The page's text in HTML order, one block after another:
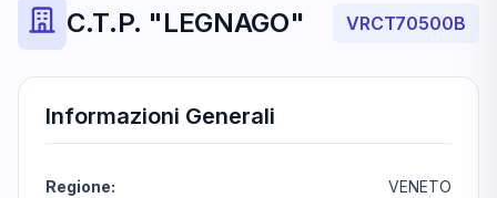
C.T.P. "LEGNAGO" VRCT70500B
Informazioni Generali
Regione: VENETO